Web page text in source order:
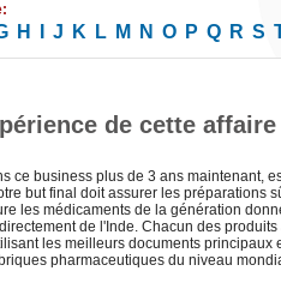
H J K L M N O P Q R S
de cette affaire
ce business plus de 3 ans maintenant,
but final doit assurer les préparations
les médicaments de la génération
de l'Inde. Chacun des
les meilleurs documents principaux
pharmaceutiques du niveau